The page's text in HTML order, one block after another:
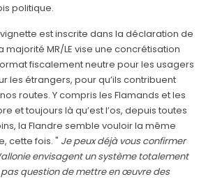
politique.
est inscrite dans la déclaration de
majorité MR/LE vise une concrétisation
fiscalement neutre pour les usagers
les étrangers, pour qu’ils contribuent
routes. Y compris les Flamands et les
et toujours là qu’est l’os, depuis toutes
la Flandre semble vouloir la même
cette fois. " Je peux déjà vous confirmer
envisagent un système totalement
pas question de mettre en œuvre des